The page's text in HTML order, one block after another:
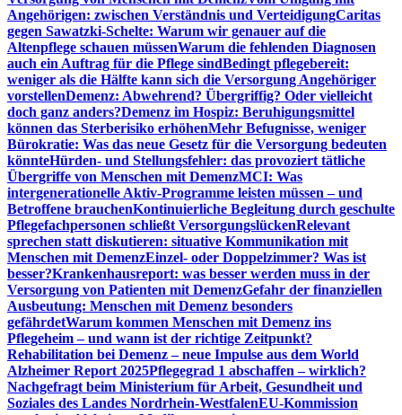
Angehörigen: zwischen Verständnis und VerteidigungCaritas
gegen Sawatzki-Schelte: Warum wir genauer auf die
Altenpflege schauen müssenWarum die fehlenden Diagnosen
auch ein Auftrag für die Pflege sindBedingt pflegebereit:
weniger als die Hälfte kann sich die Versorgung Angehöriger
vorstellenDemenz: Abwehrend? Übergriffig? Oder vielleicht
doch ganz anders?Demenz im Hospiz: Beruhigungsmittel
können das Sterberisiko erhöhenMehr Befugnisse, weniger
Bürokratie: Was das neue Gesetz für die Versorgung bedeuten
könnteHürden- und Stellungsfehler: das provoziert tätliche
Übergriffe von Menschen mit DemenzMCI: Was
intergenerationelle Aktiv-Programme leisten müssen – und
Betroffene brauchenKontinuierliche Begleitung durch geschulte
Pflegefachpersonen schließt VersorgungslückenRelevant
sprechen statt diskutieren: situative Kommunikation mit
Menschen mit DemenzEinzel- oder Doppelzimmer? Was ist
besser?Krankenhausreport: was besser werden muss in der
Versorgung von Patienten mit DemenzGefahr der finanziellen
Ausbeutung: Menschen mit Demenz besonders
gefährdetWarum kommen Menschen mit Demenz ins
Pflegeheim – und wann ist der richtige Zeitpunkt?
Rehabilitation bei Demenz – neue Impulse aus dem World
Alzheimer Report 2025Pflegegrad 1 abschaffen – wirklich?
Nachgefragt beim Ministerium für Arbeit, Gesundheit und
Soziales des Landes Nordrhein-WestfalenEU-Kommission